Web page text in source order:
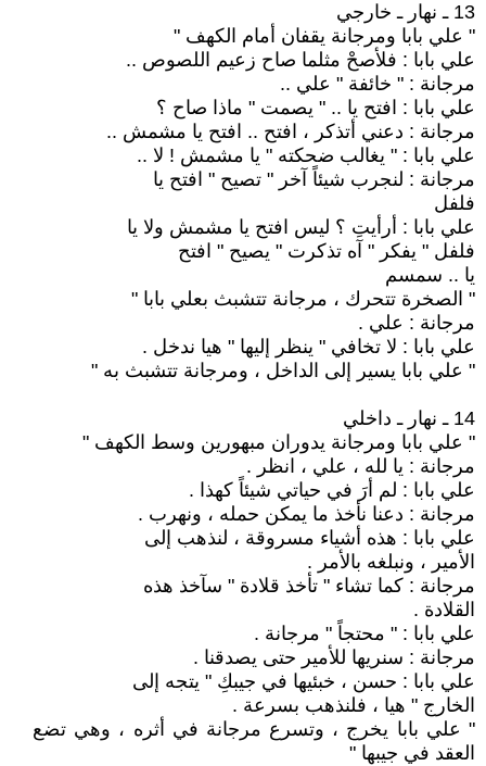
13 ـ نهار ـ خارجي
" علي بابا ومرجانة يقفان أمام الكهف "
علي بابا : فلأصحْ مثلما صاح زعيم اللصوص ..
مرجانة : " خائفة " علي ..
علي بابا : افتح يا .. " يصمت " ماذا صاح ؟
مرجانة : دعني أتذكر ، افتح .. افتح يا مشمش ..
علي بابا : " يغالب ضحكته " يا مشمش ! لا ..
مرجانة : لنجرب شيئاً آخر " تصيح " افتح يا
فلفل
علي بابا : أرأيتِ ؟ ليس افتح يا مشمش ولا يا
فلفل " يفكر " آه تذكرت " يصيح " افتح
يا .. سمسم
" الصخرة تتحرك ، مرجانة تتشبث بعلي بابا "
مرجانة : علي .
علي بابا : لا تخافي " ينظر إليها " هيا ندخل .
" علي بابا يسير إلى الداخل ، ومرجانة تتشبث به "
14 ـ نهار ـ داخلي
" علي بابا ومرجانة يدوران مبهورين وسط الكهف "
مرجانة : يا لله ، علي ، انظر .
علي بابا : لم أرَ في حياتي شيئاً كهذا .
مرجانة : دعنا نأخذ ما يمكن حمله ، ونهرب .
علي بابا : هذه أشياء مسروقة ، لنذهب إلى
الأمير ، ونبلغه بالأمر .
مرجانة : كما تشاء " تأخذ قلادة " سآخذ هذه
القلادة .
علي بابا : " محتجاً " مرجانة .
مرجانة : سنريها للأمير حتى يصدقنا .
علي بابا : حسن ، خبئيها في جيبكِ " يتجه إلى
الخارج " هيا ، فلنذهب بسرعة .
" علي بابا يخرج ، وتسرع مرجانة في أثره ، وهي تضع
العقد في جيبها "